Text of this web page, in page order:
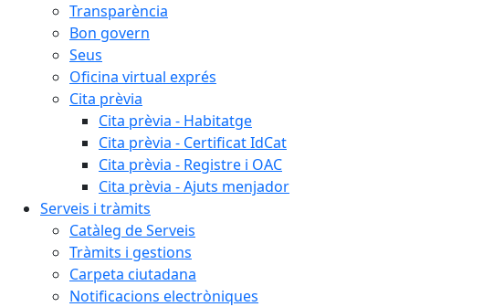
Transparència
Bon govern
Seus
Oficina virtual exprés
Cita prèvia
Cita prèvia - Habitatge
Cita prèvia - Certificat IdCat
Cita prèvia - Registre i OAC
Cita prèvia - Ajuts menjador
Serveis i tràmits
Catàleg de Serveis
Tràmits i gestions
Carpeta ciutadana
Notificacions electròniques